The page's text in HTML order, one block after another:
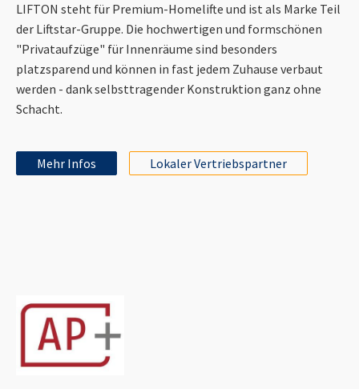
LIFTON steht für Premium-Homelifte und ist als Marke Teil
der Liftstar-Gruppe. Die hochwertigen und formschönen
"Privataufzüge" für Innenräume sind besonders
platzsparend und können in fast jedem Zuhause verbaut
werden - dank selbsttragender Konstruktion ganz ohne
Schacht.
Mehr Infos Lokaler Vertriebspartner